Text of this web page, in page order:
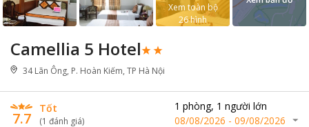
Camellia 5 Hotel
34 Lãn Ông, P. Hoàn Kiếm, TP Hà Nội
7.7
Tốt
(1 đánh giá)
1 phòng, 1 người lớn
08/08/2026 - 09/08/2026
Xem toàn bộ
26 hình